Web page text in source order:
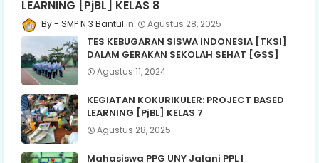
LEARNING [PjBL] KELAS 8
SMP N 3 Bantul Agustus 28, 2025
TES KEBUGARAN SISWA INDONESIA [TKSI]
DALAM GERAKAN SEKOLAH SEHAT [GSS]
Agustus 11, 2024
KEGIATAN KOKURIKULER: PROJECT BASED
LEARNING [PjBL] KELAS 7
Agustus 28, 2025
Mahasiswa PPG UNY Jalani PPL I